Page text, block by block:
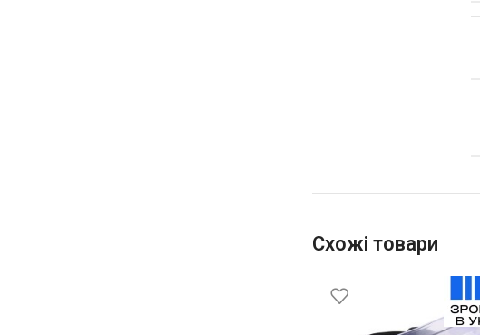
Схожі товари